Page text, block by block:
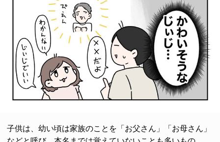
子供は、幼い頃は家族のことを「お父さん」「お母さん」